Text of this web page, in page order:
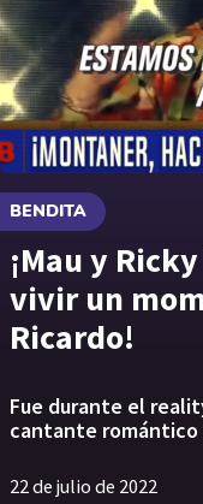
BENDITA
¡Mau y
vivir un
Ricardo!
Fue durante el
cantante romántico
22 de julio de 2022